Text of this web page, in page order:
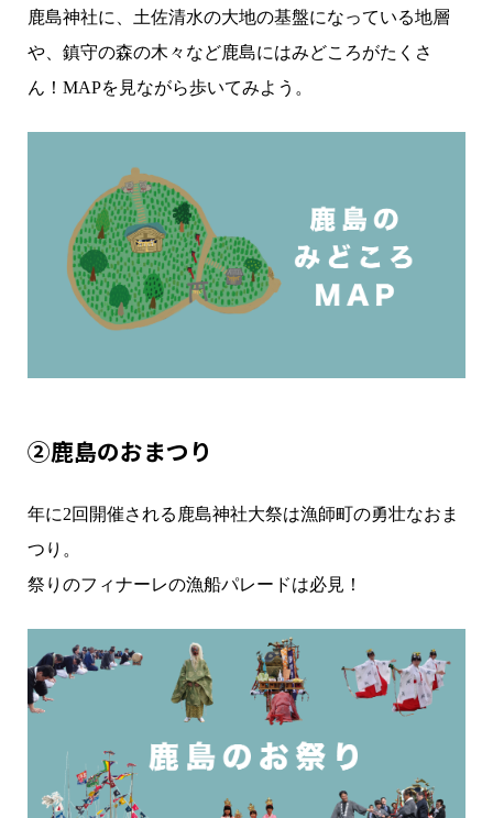
鹿島神社に、土佐清水の大地の基盤になっている地層
や、鎮守の森の木々など鹿島にはみどころがたくさ
ん！MAPを見ながら歩いてみよう。
②鹿島のおまつり
年に2回開催される鹿島神社大祭は漁師町の勇壮なおま
つり。
祭りのフィナーレの漁船パレードは必見！